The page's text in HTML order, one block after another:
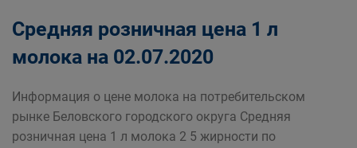
Средняя розничная цена 1 л
молока на 02.07.2020
Информация о цене молока на потребительском
рынке Беловского городского округа Средняя
розничная цена 1 л молока 2 5 жирности по